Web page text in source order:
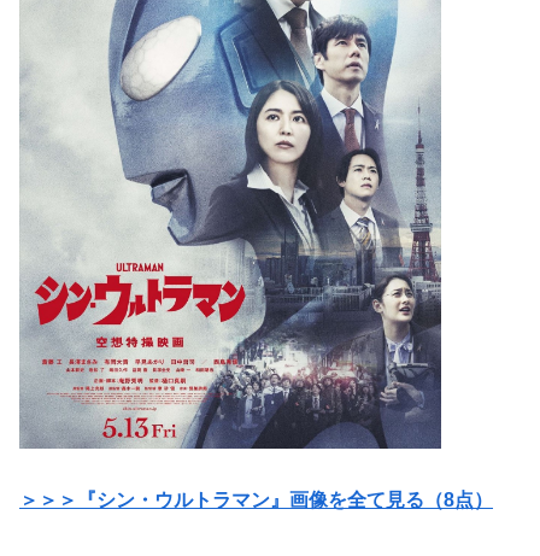
＞＞＞『シン・ウルトラマン』画像を全て見る（8点）